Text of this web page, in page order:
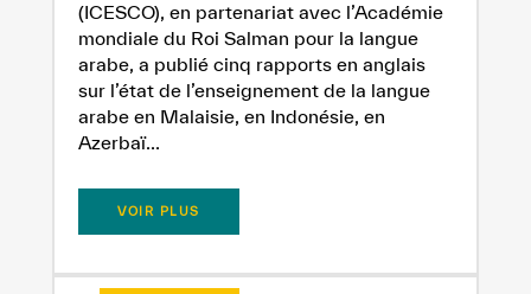
✪
✪ ✪
✪ ✪ ✪
✪ ✪ ✪ ✪
✪ ✪ ✪ ✪ ✪
(ICESCO), en partenariat avec l’Académie
mondiale du Roi Salman pour la langue
arabe, a publié cinq rapports en anglais
sur l’état de l’enseignement de la langue
arabe en Malaisie, en Indonésie, en
Azerbaï...
VOIR PLUS